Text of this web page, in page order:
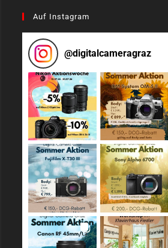
Auf Instagram
@digitalcameragraz